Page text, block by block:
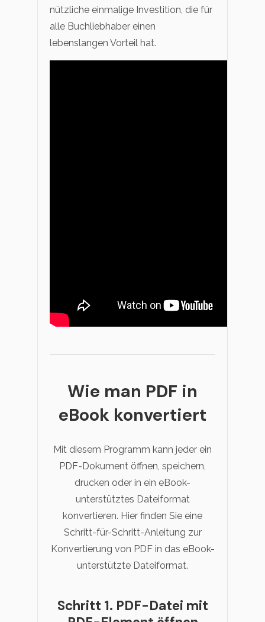
nützliche einmalige Investition, die für
alle Buchliebhaber einen
lebenslangen Vorteil hat.
Wie man PDF in
eBook konvertiert
Mit diesem Programm kann jeder ein
PDF-Dokument öffnen, speichern,
drucken oder in ein eBook-
unterstütztes Dateiformat
konvertieren. Hier finden Sie eine
Schritt-für-Schritt-Anleitung zur
Konvertierung von PDF in das eBook-
unterstützte Dateiformat.
Schritt 1. PDF-Datei mit